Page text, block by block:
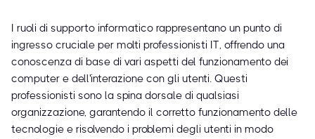
I ruoli di supporto informatico rappresentano un punto di
ingresso cruciale per molti professionisti IT, offrendo una
conoscenza di base di vari aspetti del funzionamento dei
computer e dell'interazione con gli utenti. Questi
professionisti sono la spina dorsale di qualsiasi
organizzazione, garantendo il corretto funzionamento delle
tecnologie e risolvendo i problemi degli utenti in modo